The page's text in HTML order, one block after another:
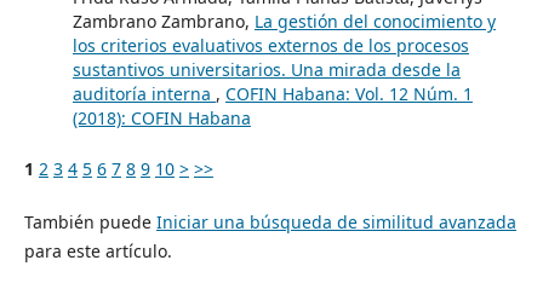
Zambrano Zambrano, La gestión del conocimiento y
los criterios evaluativos externos de los procesos
sustantivos universitarios. Una mirada desde la
auditoría interna , COFIN Habana: Vol. 12 Núm. 1
(2018): COFIN Habana
1 2 3 4 5 6 7 8 9 10 > >>
También puede Iniciar una búsqueda de similitud avanzada
para este artículo.